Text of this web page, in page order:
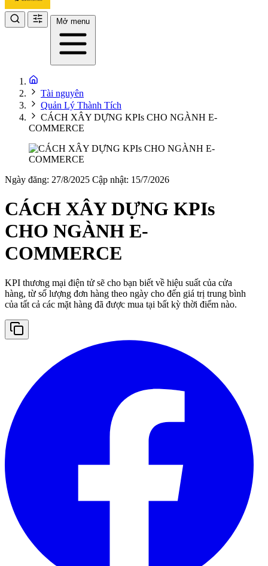
Mở menu
Tài nguyên
Quản Lý Thành Tích
CÁCH XÂY DỰNG KPIs CHO NGÀNH E-
COMMERCE
Ngày đăng: 27/8/2025 Cập nhật: 15/7/2026
CÁCH XÂY DỰNG KPIs
CHO NGÀNH E-
COMMERCE
KPI thương mại điện tử sẽ cho bạn biết về hiệu suất của cửa
hàng, từ số lượng đơn hàng theo ngày cho đến giá trị trung bình
của tất cả các mặt hàng đã được mua tại bất kỳ thời điểm nào.